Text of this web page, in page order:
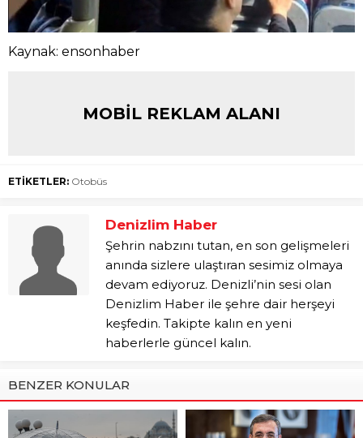
Kaynak: ensonhaber
MOBİL REKLAM ALANI
ETİKETLER: Otobüs
Denizlim Haber
Şehrin nabzını tutan, en son gelişmeleri
anında sizlere ulaştıran sesimiz olmaya
devam ediyoruz. Denizli’nin sesi olan
Denizlim Haber ile şehre dair herşeyi
keşfedin. Takipte kalın en yeni
haberlerle güncel kalın.
BENZER KONULAR